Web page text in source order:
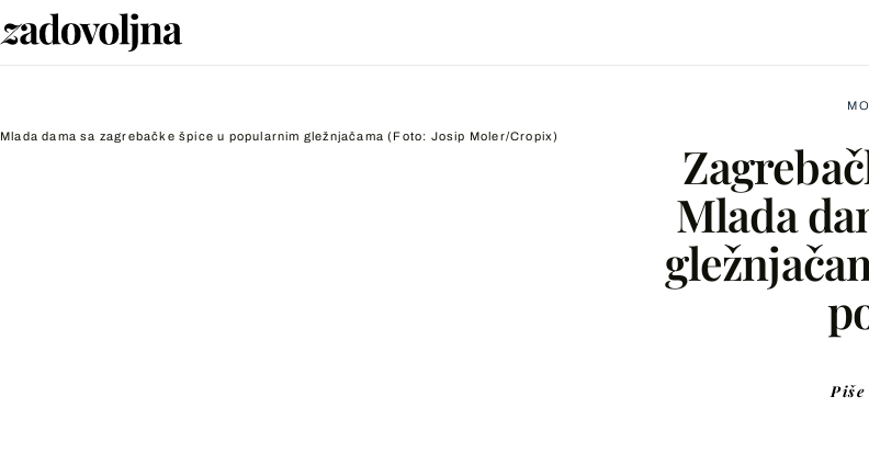
Mlada dama sa zagrebačke špice u popularnim gležnjačama(Foto: Josip Moler/Cropix)
Mlada
Piše
Facebook